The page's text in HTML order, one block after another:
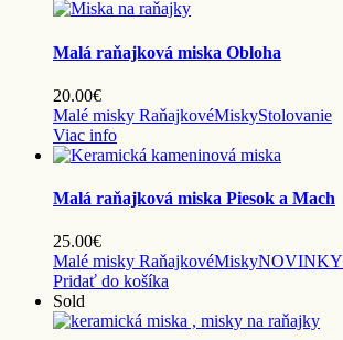
Malá raňajková miska Obloha
20.00€
Malé misky RaňajkovéMiskyStolovanie
Viac info
Malá raňajková miska Piesok a Mach
25.00€
Malé misky RaňajkovéMiskyNOVINKY
Pridať do košíka
Sold